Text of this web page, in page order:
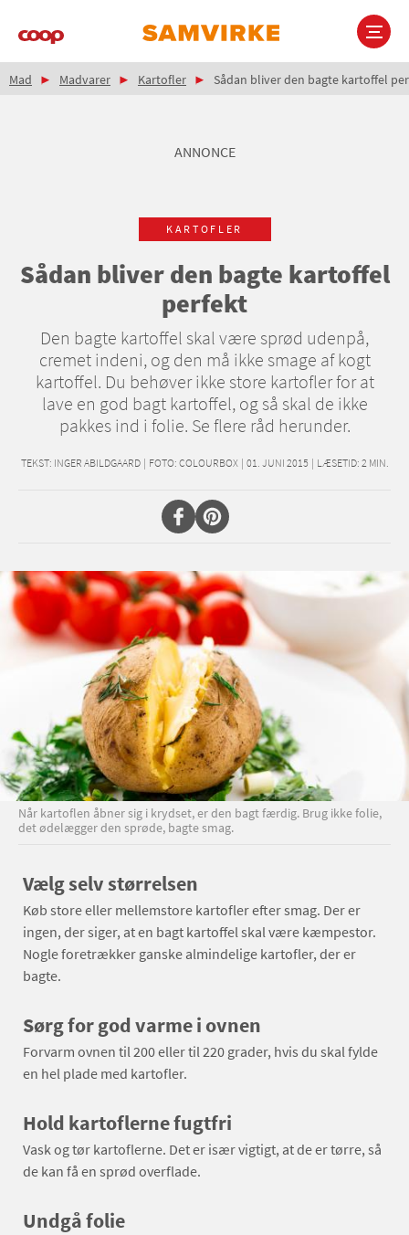
Main
Brødkrumme
Mad Madvarer Kartofler Sådan bliver den bagte kartoffel
ANNONCE
KARTOFLER
Sådan bliver den bagte kartoffel
perfekt
Den bagte kartoffel skal være sprød udenpå,
cremet indeni, og den må ikke smage af kogt
kartoffel. Du behøver ikke store kartofler for at
lave en god bagt kartoffel, og så skal de ikke
pakkes ind i folie. Se flere råd herunder.
TEKST: INGER ABILDGAARD | FOTO: COLOURBOX | 01. JUNI 2015 | LÆSETID: 2 MIN.
Når kartoflen åbner sig i krydset, er den bagt færdig. Brug ikke folie,
det ødelægger den sprøde, bagte smag.
Vælg selv størrelsen
Køb store eller mellemstore kartofler efter smag. Der er
ingen, der siger, at en bagt kartoffel skal være kæmpestor.
Nogle foretrækker ganske almindelige kartofler, der er
bagte.
Sørg for god varme i ovnen
Forvarm ovnen til 200 eller til 220 grader, hvis du skal fylde
en hel plade med kartofler.
Hold kartoflerne fugtfri
Vask og tør kartoflerne. Det er især vigtigt, at de er tørre, så
de kan få en sprød overflade.
Undgå folie